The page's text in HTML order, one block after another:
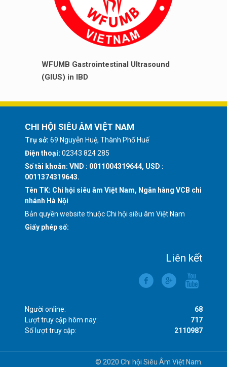
WFUMB Gastrointestinal Ultrasound
(GIUS) in IBD
CHI HỘI SIÊU ÂM VIỆT NAM
Trụ sở: 69 Nguyễn Huệ, Thành Phố Huế
Điện thoại: 02343 824 285
Số tài khoản: VND : 0011004319644, USD :
0011374319643.
Tên TK: Chi hội siêu âm Việt Nam, Ngân hàng VCB chi
nhánh Hà Nội
Bản quyền website thuộc Chi hội siêu âm Việt Nam
Giấy phép số:
Liên kết
Người online:
68
Lượt truy cập hôm nay:
717
Số lượt truy cập:
2110987
© 2020 Chi hội Siêu Âm Việt Nam.